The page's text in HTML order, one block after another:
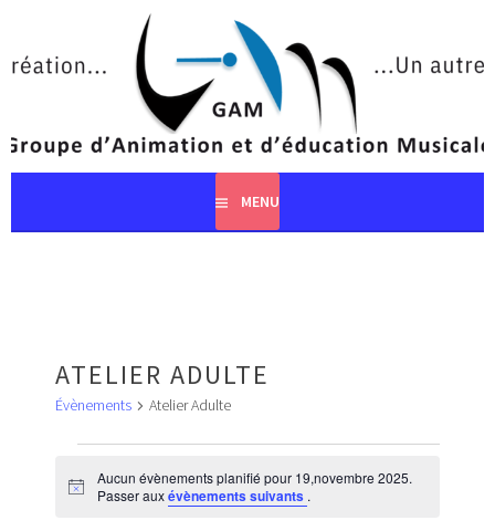
contenu
MENU
ATELIER ADULTE
Évènements Atelier Adulte
ÉVÈNEMENTS
FOR
19,NOVEMBRE
Notice
Aucun évènements planifié pour 19,novembre 2025.
Passer auxévènements suivants .